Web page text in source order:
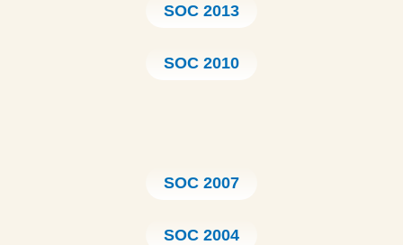
SOC 2013
SOC 2010
SOC 2007
SOC 2004